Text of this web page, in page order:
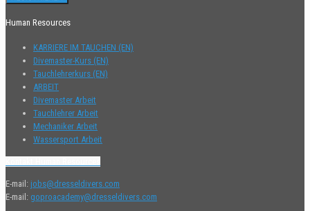
Human Resources
KARRIERE IM TAUCHEN (EN)
Divemaster-Kurs (EN)
Tauchlehrerkurs (EN)
ARBEIT
Divemaster Arbeit
Tauchlehrer Arbeit
Mechaniker Arbeit
Wassersport Arbeit
E-mail: jobs@dresseldivers.com
E-mail: goproacademy@dresseldivers.com